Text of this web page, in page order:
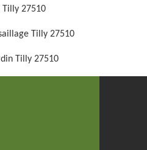
Tilly 27510
Tilly 27510
Tilly 27510